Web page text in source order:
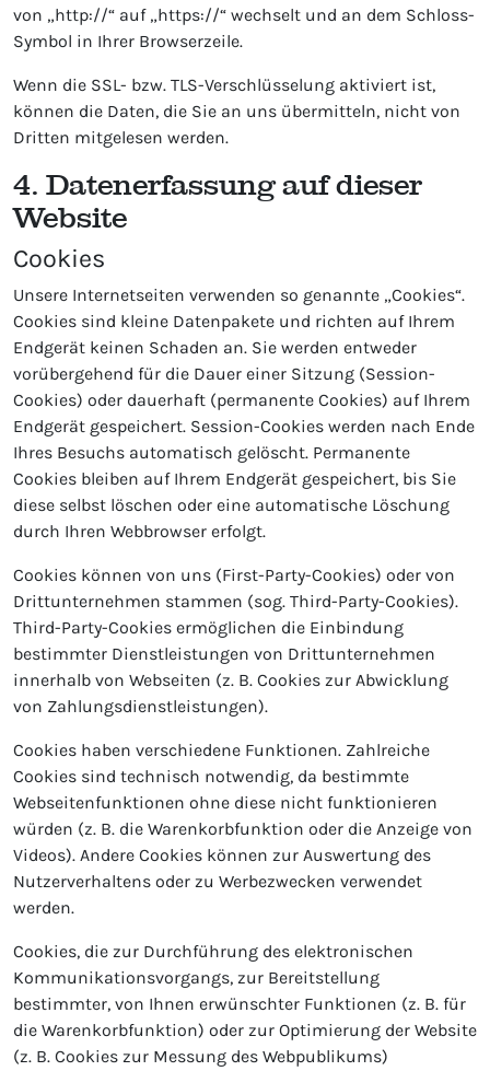
von „http://“ auf „https://“ wechselt und an dem Schloss-
Symbol in Ihrer Browserzeile.
Wenn die SSL- bzw. TLS-Verschlüsselung aktiviert ist,
können die Daten, die Sie an uns übermitteln, nicht von
Dritten mitgelesen werden.
4. Datenerfassung auf dieser
Website
Cookies
Unsere Internetseiten verwenden so genannte „Cookies“.
Cookies sind kleine Datenpakete und richten auf Ihrem
Endgerät keinen Schaden an. Sie werden entweder
vorübergehend für die Dauer einer Sitzung (Session-
Cookies) oder dauerhaft (permanente Cookies) auf Ihrem
Endgerät gespeichert. Session-Cookies werden nach Ende
Ihres Besuchs automatisch gelöscht. Permanente
Cookies bleiben auf Ihrem Endgerät gespeichert, bis Sie
diese selbst löschen oder eine automatische Löschung
durch Ihren Webbrowser erfolgt.
Cookies können von uns (First-Party-Cookies) oder von
Drittunternehmen stammen (sog. Third-Party-Cookies).
Third-Party-Cookies ermöglichen die Einbindung
bestimmter Dienstleistungen von Drittunternehmen
innerhalb von Webseiten (z. B. Cookies zur Abwicklung
von Zahlungsdienstleistungen).
Cookies haben verschiedene Funktionen. Zahlreiche
Cookies sind technisch notwendig, da bestimmte
Webseitenfunktionen ohne diese nicht funktionieren
würden (z. B. die Warenkorbfunktion oder die Anzeige von
Videos). Andere Cookies können zur Auswertung des
Nutzerverhaltens oder zu Werbezwecken verwendet
werden.
Cookies, die zur Durchführung des elektronischen
Kommunikationsvorgangs, zur Bereitstellung
bestimmter, von Ihnen erwünschter Funktionen (z. B. für
die Warenkorbfunktion) oder zur Optimierung der Website
(z. B. Cookies zur Messung des Webpublikums)